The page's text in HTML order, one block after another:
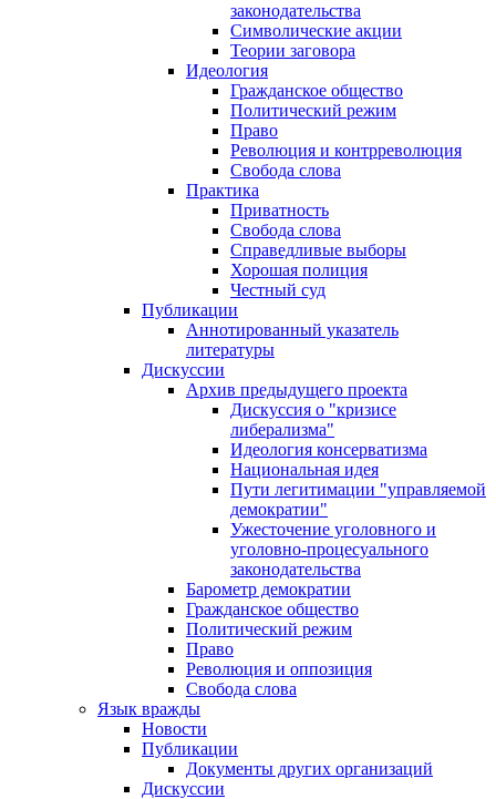
законодательства
Символические акции
Теории заговора
Идеология
Гражданское общество
Политический режим
Право
Революция и контрреволюция
Свобода слова
Практика
Приватность
Свобода слова
Справедливые выборы
Хорошая полиция
Честный суд
Публикации
Аннотированный указатель
литературы
Дискуссии
Архив предыдущего проекта
Дискуссия о "кризисе
либерализма"
Идеология консерватизма
Национальная идея
Пути легитимации "управляемой
демократии"
Ужесточение уголовного и
уголовно-процесуального
законодательства
Барометр демократии
Гражданское общество
Политический режим
Право
Революция и оппозиция
Свобода слова
Язык вражды
Новости
Публикации
Документы других организаций
Дискуссии